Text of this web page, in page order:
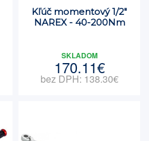
Kľúč momentový 1/2"
NAREX - 40-200Nm
SKLADOM
170.11€
bez DPH: 138.30€